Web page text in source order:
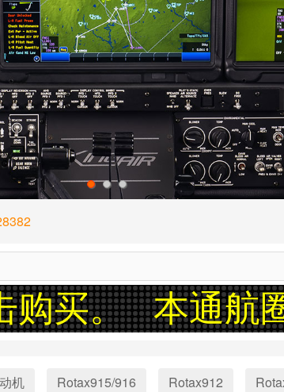
买。 本通航
机 Rotax915/916 Rotax912